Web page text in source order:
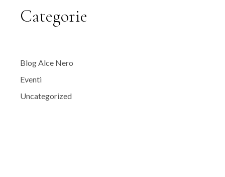
Categorie
Blog Alce Nero
Eventi
Uncategorized